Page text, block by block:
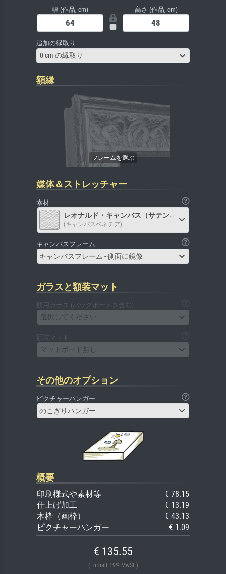
幅 (作品, cm) 高さ (作品, cm)
追加の縁取り
0 cm の縁取り
額縁
媒体＆ストレッチャー
素材
レオナルド・キャンバス（サテン）
(キャンバスベネチア)
キャンバスフレーム
キャンバスフレーム - 側面に鏡像
ガラスと額装マット
額用ガラス (バックボードを含む)
選択してください
額装マット
マットボード無し
その他のオプション
ピクチャーハンガー
のこぎりハンガー
概要
印刷様式や素材等
€ 78.15
仕上げ加工
€ 13.19
木枠（画枠）
€ 43.13
ピクチャーハンガー
€ 1.09
€ 135.55
(Enthält 19% MwSt.)